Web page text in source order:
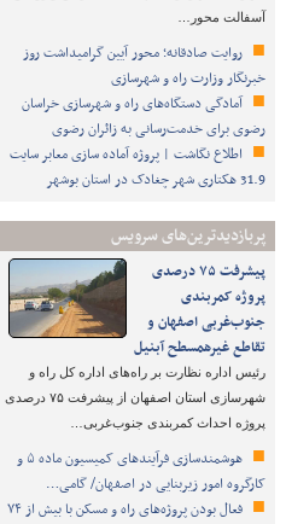
آسفالت محور…
روایت صادقانه؛ محور آیین گرامیداشت روز
خبرنگار وزارت راه و شهرسازی
آمادگی دستگاه‌های راه و شهرسازی خراسان
رضوی برای خدمت‌رسانی به زائران رضوی
اطلاع نگاشت | پروژه آماده سازی معابر سایت
31.9 هکتاری شهر چغادک در استان بوشهر
پربازدیدترین‌های سرویس
پیشرفت ۷۵ درصدی
پروژه کمربندی
جنوب‌غربی اصفهان و
تقاطع غیرهمسطح آبنیل
رئیس اداره نظارت بر راه‌های اداره کل راه و
شهرسازی استان اصفهان از پیشرفت ۷۵ درصدی
پروژه احداث کمربندی جنوب‌غربی…
هوشمندسازی فرآیندهای کمیسیون ماده ۵ و
کارگروه امور زیربنایی در اصفهان/ گامی…
فعال بودن پروژه‌های راه و مسکن با بیش از ۷۴